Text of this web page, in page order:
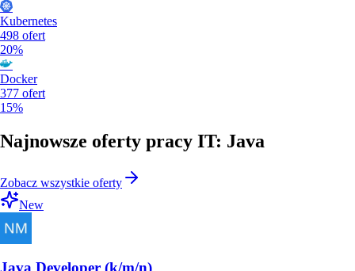
Kubernetes
498 ofert
20%
Docker
377 ofert
15%
Najnowsze oferty pracy IT: Java
Zobacz wszystkie oferty
New
Java Developer (k/m/n)